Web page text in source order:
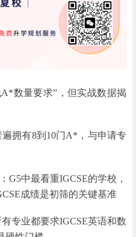
数量要求”，但实战数据揭
拥有8到10门A*，与申请专
G5中最看重IGCSE的学校，
成绩是初筛的关键基准
专业都要求IGCSE英语和数